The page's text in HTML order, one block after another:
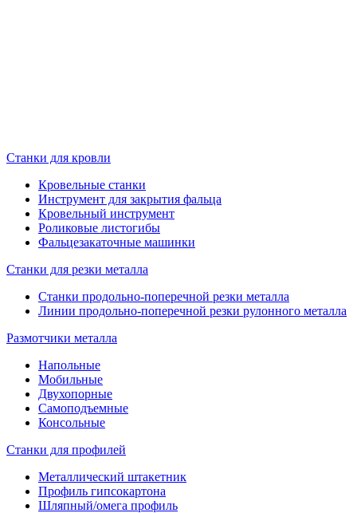
Станки для кровли
Кровельные станки
Инструмент для закрытия фальца
Кровельный инструмент
Роликовые листогибы
Фальцезакаточные машинки
Станки для резки металла
Станки продольно-поперечной резки металла
Линии продольно-поперечной резки рулонного металла
Размотчики металла
Напольные
Мобильные
Двухопорные
Самоподъемные
Консольные
Станки для профилей
Металлический штакетник
Профиль гипсокартона
Шляпный/омега профиль